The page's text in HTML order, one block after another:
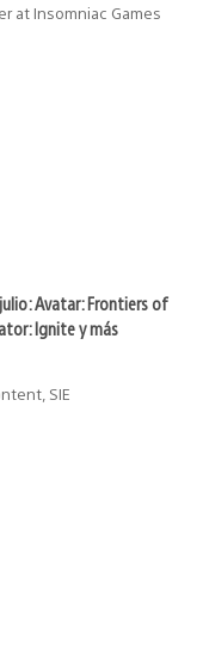
at Insomniac Games
Avatar: Frontiers of
Ignite y más
SIE